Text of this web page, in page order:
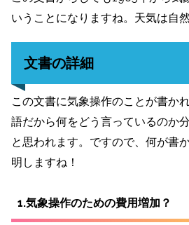
いうことになりますね。天気は自
文書の詳細
この文書に気象操作のことが書か
語だから何をどう言っているのか
と思われます。ですので、何が書
明しますね！
1.気象操作のための費用増加？